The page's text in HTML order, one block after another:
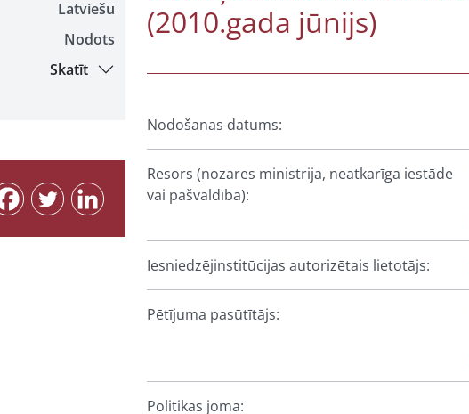
Latviešu
Nodots
Skatīt
(2010.gada jūnijs)
Nodošanas datums:
Resors (nozares ministrija, neatkarīga iestāde
vai pašvaldība):
Iesniedzējinstitūcijas autorizētais lietotājs:
Pētījuma pasūtītājs:
Politikas joma: